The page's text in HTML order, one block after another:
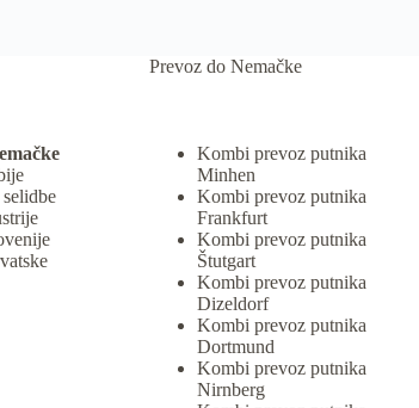
Prevoz do Nemačke
Kombi prevoz putnika
Minhen
Kombi prevoz putnika
Frankfurt
Kombi prevoz putnika
Štutgart
Kombi prevoz putnika
Dizeldorf
Kombi prevoz putnika
Dortmund
Kombi prevoz putnika
Nirnberg